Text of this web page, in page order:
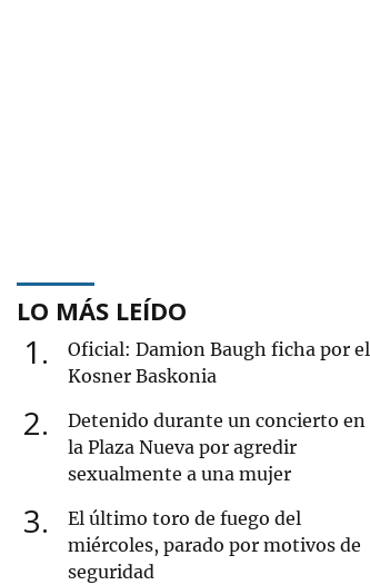
LO MÁS LEÍDO
1
Oficial: Damion Baugh ficha por el
Kosner Baskonia
2
Detenido durante un concierto en
la Plaza Nueva por agredir
sexualmente a una mujer
3
El último toro de fuego del
miércoles, parado por motivos de
seguridad